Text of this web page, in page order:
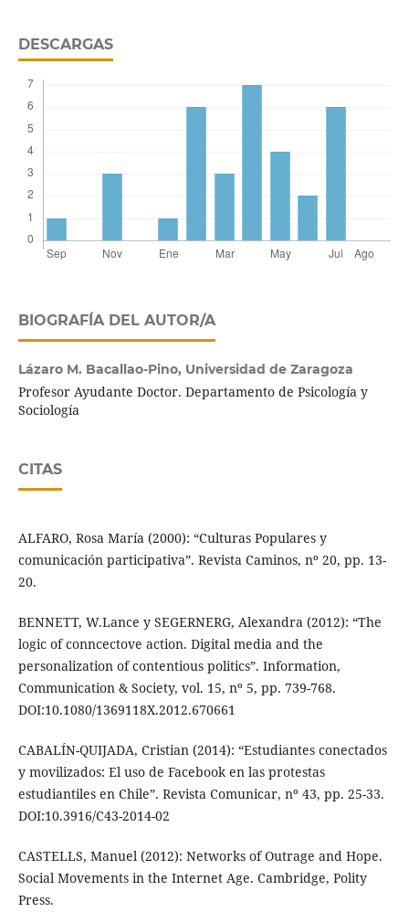
DESCARGAS
BIOGRAFÍA DEL AUTOR/A
Lázaro M. Bacallao-Pino, Universidad de Zaragoza
Profesor Ayudante Doctor. Departamento de Psicología y
Sociología
CITAS
ALFARO, Rosa María (2000): “Culturas Populares y
comunicación participativa”. Revista Caminos, nº 20, pp. 13-
20.
BENNETT, W.Lance y SEGERNERG, Alexandra (2012): “The
logic of conncectove action. Digital media and the
personalization of contentious politics”. Information,
Communication & Society, vol. 15, nº 5, pp. 739-768.
DOI:10.1080/1369118X.2012.670661
CABALÍN-QUIJADA, Cristian (2014): “Estudiantes conectados
y movilizados: El uso de Facebook en las protestas
estudiantiles en Chile”. Revista Comunicar, nº 43, pp. 25-33.
DOI:10.3916/C43-2014-02
CASTELLS, Manuel (2012): Networks of Outrage and Hope.
Social Movements in the Internet Age. Cambridge, Polity
Press.